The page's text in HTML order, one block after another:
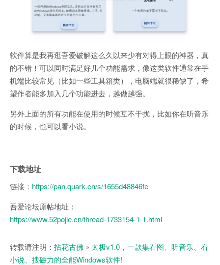
软件算是我再逛吾爱破解这么久以来少有对得上眼的神器，真
的不错！可以同时满足好几个功能需求，像这类软件通常在手
机端比较常见（比如一些工具箱类），电脑端就很稀缺了，希
望作者能多加入几个功能进去，越做越强。
另外上面的所有功能在使用的时候互不干扰，比如你在听音乐
的时候，也可以看小说。
下载地址
链接： https://pan.quark.cn/s/1655d48846fe
吾爱论坛原帖地址：
https://www.52pojie.cn/thread-1733154-1-1.html
转载请注明： 拈花古佛 » 太极v1.0，一款集看图、听音乐、看
小说、搜磁力的全能Windows软件!